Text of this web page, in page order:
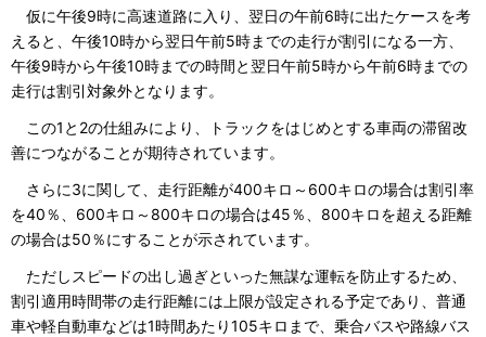
仮に午後9時に高速道路に入り、翌日の午前6時に出たケースを考
えると、午後10時から翌日午前5時までの走行が割引になる一方、
午後9時から午後10時までの時間と翌日午前5時から午前6時までの
走行は割引対象外となります。
この1と2の仕組みにより、トラックをはじめとする車両の滞留改
善につながることが期待されています。
さらに3に関して、走行距離が400キロ～600キロの場合は割引率
を40％、600キロ～800キロの場合は45％、800キロを超える距離
の場合は50％にすることが示されています。
ただしスピードの出し過ぎといった無謀な運転を防止するため、
割引適用時間帯の走行距離には上限が設定される予定であり、普通
車や軽自動車などは1時間あたり105キロまで、乗合バスや路線バス